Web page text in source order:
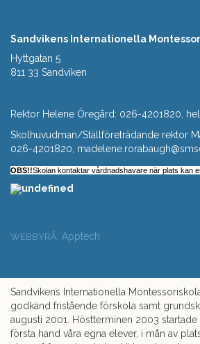
Sandvikens Internationella
Hyttgatan 5
811 33 Sandviken
Rektor Helene Öregård: 026-4201820,
Skolhuvudman/Ställföreträdande rektor
026-4201820,
OBS!!Skolan kontaktar vårdnadshavare när plats kan
WEBBYRÅ: Apptech
Sandvikens Internationella
godkänd fristående förskola samt
augusti 2001. Höstterminen 2003
första hand våra egna elever, i mån av